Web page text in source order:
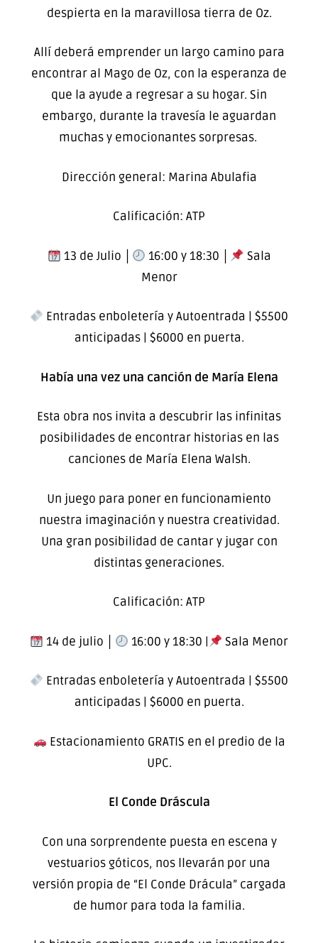
despierta en la maravillosa tierra de Oz.
Allí deberá emprender un largo camino para
encontrar al Mago de Oz, con la esperanza de
que la ayude a regresar a su hogar. Sin
embargo, durante la travesía le aguardan
muchas y emocionantes sorpresas.
Dirección general: Marina Abulafia
Calificación: ATP
13 de Julio │ 16:00 y 18:30 │
Sala
Menor
Entradas enboletería y Autoentrada | $5500
anticipadas | $6000 en puerta.
Había una vez una canción de María Elena
Esta obra nos invita a descubrir las infinitas
posibilidades de encontrar historias en las
canciones de María Elena Walsh.
Un juego para poner en funcionamiento
nuestra imaginación y nuestra creatividad.
Una gran posibilidad de cantar y jugar con
distintas generaciones.
Calificación: ATP
14 de julio │ 16:00 y 18:30 | Sala Menor
Entradas enboletería y Autoentrada | $5500
anticipadas | $6000 en puerta.
Estacionamiento GRATIS en el predio de la
UPC.
El Conde Dráscula
Con una sorprendente puesta en escena y
vestuarios góticos, nos llevarán por una
versión propia de “El Conde Drácula” cargada
de humor para toda la familia.